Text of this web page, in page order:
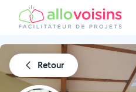
Retour